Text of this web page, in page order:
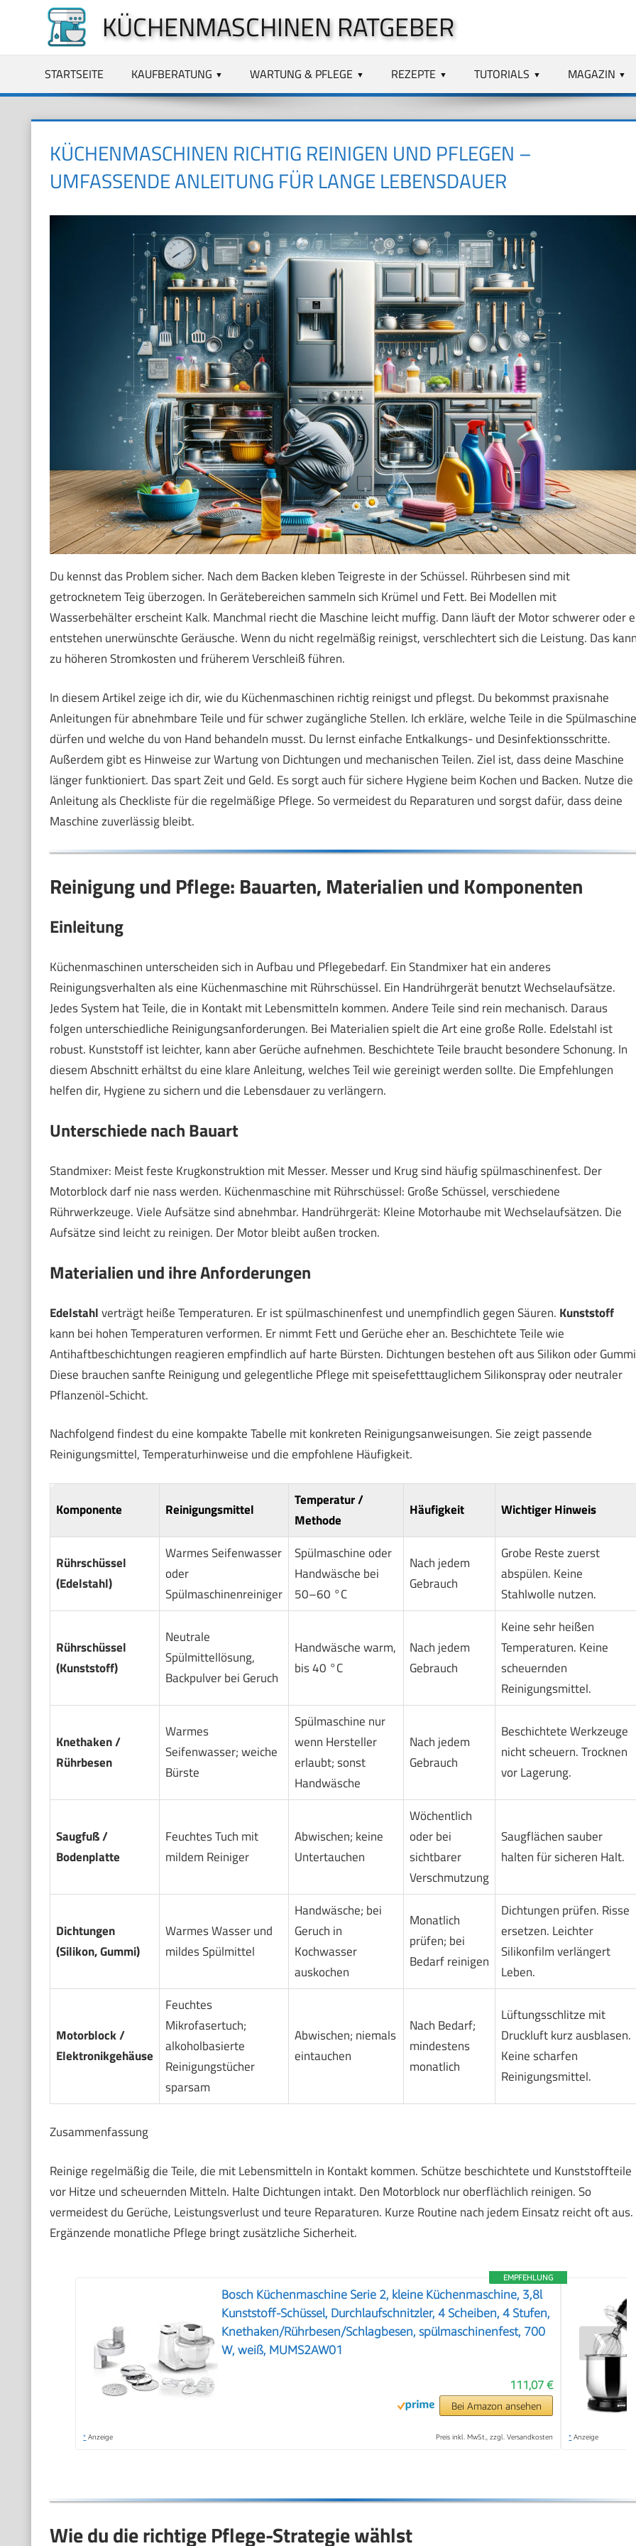
springen
KÜCHENMASCHINEN RATGEBER
STARTSEITE KAUFBERATUNG WARTUNG & PFLEGE REZEPTE TUTORIALS MAGAZIN
KÜCHENMASCHINEN RICHTIG REINIGEN UND PFLEGEN –
UMFASSENDE ANLEITUNG FÜR LANGE LEBENSDAUER
Du kennst das Problem sicher. Nach dem Backen kleben Teigreste in der Schüssel. Rührbesen sind mit
getrocknetem Teig überzogen. In Gerätebereichen sammeln sich Krümel und Fett. Bei Modellen mit
Wasserbehälter erscheint Kalk. Manchmal riecht die Maschine leicht muffig. Dann läuft der Motor schwerer oder
entstehen unerwünschte Geräusche. Wenn du nicht regelmäßig reinigst, verschlechtert sich die Leistung. Das
zu höheren Stromkosten und früherem Verschleiß führen.
In diesem Artikel zeige ich dir, wie du Küchenmaschinen richtig reinigst und pflegst. Du bekommst praxisnahe
Anleitungen für abnehmbare Teile und für schwer zugängliche Stellen. Ich erkläre, welche Teile in die Spülmaschine
dürfen und welche du von Hand behandeln musst. Du lernst einfache Entkalkungs- und Desinfektionsschritte.
Außerdem gibt es Hinweise zur Wartung von Dichtungen und mechanischen Teilen. Ziel ist, dass deine Maschine
länger funktioniert. Das spart Zeit und Geld. Es sorgt auch für sichere Hygiene beim Kochen und Backen. Nutze die
Anleitung als Checkliste für die regelmäßige Pflege. So vermeidest du Reparaturen und sorgst dafür, dass deine
Maschine zuverlässig bleibt.
Reinigung und Pflege: Bauarten, Materialien und Komponenten
Einleitung
Küchenmaschinen unterscheiden sich in Aufbau und Pflegebedarf. Ein Standmixer hat ein anderes
Reinigungsverhalten als eine Küchenmaschine mit Rührschüssel. Ein Handrührgerät benutzt Wechselaufsätze.
Jedes System hat Teile, die in Kontakt mit Lebensmitteln kommen. Andere Teile sind rein mechanisch. Daraus
folgen unterschiedliche Reinigungsanforderungen. Bei Materialien spielt die Art eine große Rolle. Edelstahl ist
robust. Kunststoff ist leichter, kann aber Gerüche aufnehmen. Beschichtete Teile braucht besondere Schonung. In
diesem Abschnitt erhältst du eine klare Anleitung, welches Teil wie gereinigt werden sollte. Die Empfehlungen
helfen dir, Hygiene zu sichern und die Lebensdauer zu verlängern.
Unterschiede nach Bauart
Standmixer: Meist feste Krugkonstruktion mit Messer. Messer und Krug sind häufig spülmaschinenfest. Der
Motorblock darf nie nass werden. Küchenmaschine mit Rührschüssel: Große Schüssel, verschiedene
Rührwerkzeuge. Viele Aufsätze sind abnehmbar. Handrührgerät: Kleine Motorhaube mit Wechselaufsätzen. Die
Aufsätze sind leicht zu reinigen. Der Motor bleibt außen trocken.
Materialien und ihre Anforderungen
Edelstahlverträgt heiße Temperaturen. Er ist spülmaschinenfest und unempfindlich gegen Säuren. Kunststoff
kann bei hohen Temperaturen verformen. Er nimmt Fett und Gerüche eher an. Beschichtete Teile wie
Antihaftbeschichtungen reagieren empfindlich auf harte Bürsten. Dichtungen bestehen oft aus Silikon oder
Diese brauchen sanfte Reinigung und gelegentliche Pflege mit speisefetttauglichem Silikonspray oder neutraler
Pflanzenöl-Schicht.
Nachfolgend findest du eine kompakte Tabelle mit konkreten Reinigungsanweisungen. Sie zeigt passende
Reinigungsmittel, Temperaturhinweise und die empfohlene Häufigkeit.
Komponente Reinigungsmittel
Temperatur /
Methode
Häufigkeit Wichtiger Hinweis
Rührschüssel
(Edelstahl)
Warmes Seifenwasser
oder
Spülmaschinenreiniger
Spülmaschine oder
Handwäsche bei
50–60 °C
Nach jedem
Gebrauch
Grobe Reste zuerst
abspülen. Keine
Stahlwolle nutzen.
Rührschüssel
(Kunststoff)
Neutrale
Spülmittellösung,
Backpulver bei Geruch
Handwäsche warm,
bis 40 °C
Nach jedem
Gebrauch
Keine sehr heißen
Temperaturen. Keine
scheuernden
Reinigungsmittel.
Knethaken /
Rührbesen
Warmes
Seifenwasser; weiche
Bürste
Spülmaschine nur
wenn Hersteller
erlaubt; sonst
Handwäsche
Nach jedem
Gebrauch
Beschichtete Werkzeuge
nicht scheuern. Trocknen
vor Lagerung.
Saugfuß /
Bodenplatte
Feuchtes Tuch mit
mildem Reiniger
Abwischen; keine
Untertauchen
Wöchentlich
oder bei
sichtbarer
Verschmutzung
Saugflächen sauber
halten für sicheren Halt.
Dichtungen
(Silikon, Gummi)
Warmes Wasser und
mildes Spülmittel
Handwäsche; bei
Geruch in
Kochwasser
auskochen
Monatlich
prüfen; bei
Bedarf reinigen
Dichtungen prüfen. Risse
ersetzen. Leichter
Silikonfilm verlängert
Leben.
Motorblock /
Elektronikgehäuse
Feuchtes
Mikrofasertuch;
alkoholbasierte
Reinigungstücher
sparsam
Abwischen; niemals
eintauchen
Nach Bedarf;
mindestens
monatlich
Lüftungsschlitze mit
Druckluft kurz ausblasen.
Keine scharfen
Reinigungsmittel.
Zusammenfassung
Reinige regelmäßig die Teile, die mit Lebensmitteln in Kontakt kommen. Schütze beschichtete und Kunststoffteile
vor Hitze und scheuernden Mitteln. Halte Dichtungen intakt. Den Motorblock nur oberflächlich reinigen. So
vermeidest du Gerüche, Leistungsverlust und teure Reparaturen. Kurze Routine nach jedem Einsatz reicht oft aus.
Ergänzende monatliche Pflege bringt zusätzliche Sicherheit.
EMPFEHLUNG
Bosch Küchenmaschine Serie 2, kleine Küchenmaschine, 3,8l
Kunststoff-Schüssel, Durchlaufschnitzler, 4 Scheiben, 4 Stufen,
Knethaken/Rührbesen/Schlagbesen, spülmaschinenfest, 700
W, weiß, MUMS2AW01
111,07 €
Bei Amazon ansehen
* Anzeige Preis inkl. MwSt., zzgl. Versandkosten * Anzeige
❯
Wie du die richtige Pflege-Strategie wählst